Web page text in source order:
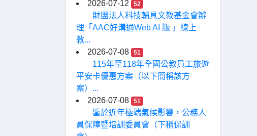
2026-07-12
52
財團法人科技輔具文教基金會辦
理「AAC好溝通Web AI 版 」線上
教...
2026-07-08
51
115年至118年全國公教員工旅遊
平安卡優惠方案（以下簡稱該方
案）...
2026-07-08
51
鑒於近年極端氣候影響，公務人
員保障暨培訓委員會（下稱保訓